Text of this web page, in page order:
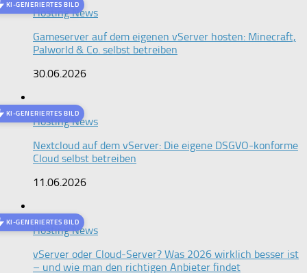
KI-GENERIERTES BILD
Hosting News
Gameserver auf dem eigenen vServer hosten: Minecraft,
Palworld & Co. selbst betreiben
30.06.2026
KI-GENERIERTES BILD
Hosting News
Nextcloud auf dem vServer: Die eigene DSGVO-konforme
Cloud selbst betreiben
11.06.2026
KI-GENERIERTES BILD
Hosting News
vServer oder Cloud-Server? Was 2026 wirklich besser ist
– und wie man den richtigen Anbieter findet